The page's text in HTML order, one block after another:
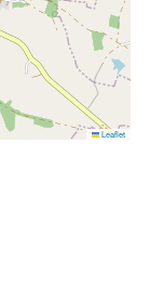
Leaflet